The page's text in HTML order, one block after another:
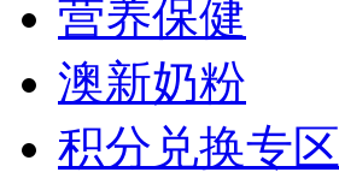
营养保健
澳新奶粉
积分兑换专区